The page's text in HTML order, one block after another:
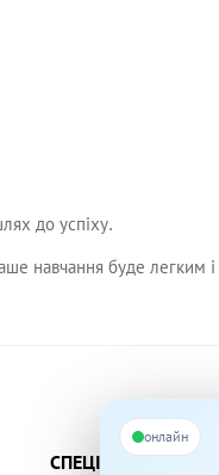
до успіху.
навчання буде легким
онлайн
СПЕЦІАЛЬНЕ